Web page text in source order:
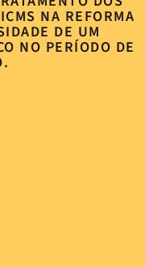
NA REFORMA
DE UM
NO PERÍODO DE